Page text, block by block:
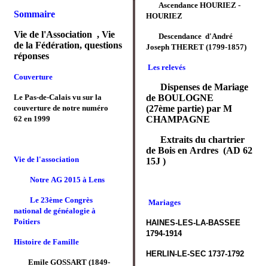
Sommaire
Vie de l'Association , Vie
de la Fédération, questions
réponses
Couverture
Le Pas-de-Calais vu sur la
couverture de notre numéro
62 en 1999
Vie de l'association
Notre AG 2015 à Lens
Le 23ème Congrès
national de généalogie à
Poitiers
Histoire de Famille
Emile GOSSART (1849-
Ascendance HOURIEZ -
HOURIEZ
Descendance d'André
Joseph THERET (1799-1857)
Les relevés
Dispenses de Mariage
de BOULOGNE
(27ème partie) par M
CHAMPAGNE
Extraits du chartrier
de Bois en Ardres (AD 62
15J )
Mariages
HAINES-LES-LA-BASSEE
1794-1914
HERLIN-LE-SEC 1737-1792